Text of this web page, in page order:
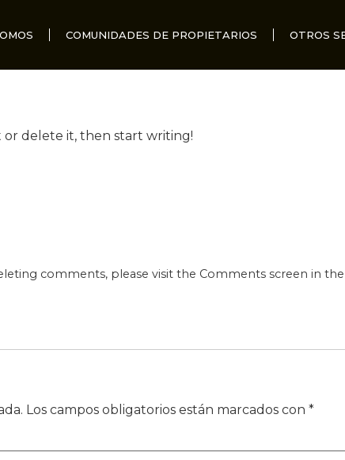
COMUNIDADES DE PROPIETARIOS OTROS
or delete it, then start writing!
comments, please visit the Comments screen in
Los campos obligatorios están marcados con *